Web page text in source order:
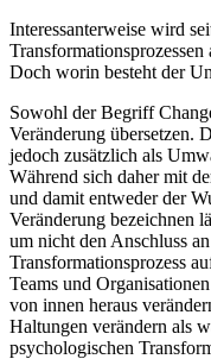
Interessanterweise wird
Transformationsprozessen
Doch worin besteht der
Sowohl der Begriff
Veränderung übersetzen.
jedoch zusätzlich als
Während sich daher mit
und damit entweder der
Veränderung bezeichnen
um nicht den Anschluss
Transformationsprozess
Teams und
von innen heraus
Haltungen verändern als
psychologischen